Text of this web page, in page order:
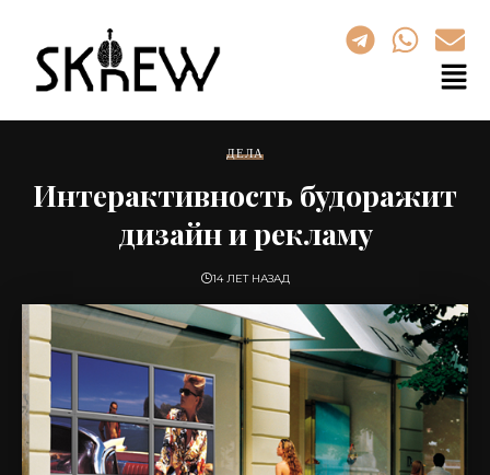
ДЕЛА
Интерактивность будоражит
дизайн и рекламу
14 ЛЕТ НАЗАД